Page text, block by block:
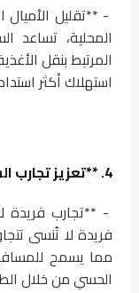
- **تقليل الأميال
المحلية، تساعد
المرتبط بنقل
استهلاك أكثر
4. **تعزيز تجارب السفر**
- **تجارب فريدة
فريدة لا تُنسى
مما يسمح
الحسي من خلال